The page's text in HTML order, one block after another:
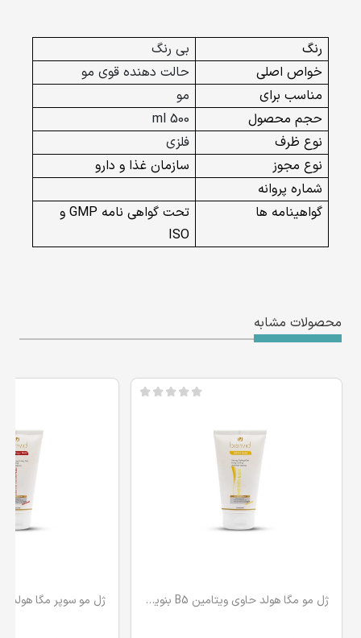
رنگ
بی رنگ
خواص اصلی
حالت دهنده قوی مو
مناسب برای
مو
حجم محصول
500 ml
نوع ظرف
فلزی
نوع مجوز
سازمان غذا و دارو
شماره پروانه
گواهینامه ها
تحت گواهی نامه GMP و
ISO
محصولات مشابه
ژل مو مگا هولد حاوی ویتامین B5 بنوید (بدون الکل)